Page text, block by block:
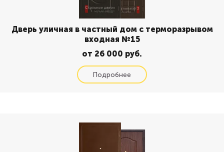
Дверь уличная в частный дом с терморазрывом
входная №15
от 26 000 руб.